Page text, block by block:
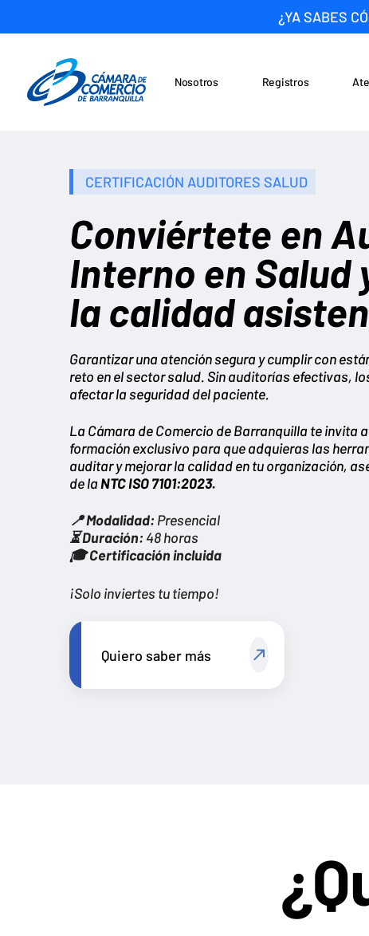
¿YA SABES
Nosotros Registros
CERTIFICACIÓN AUDITORES SALUD
Conviértete en
Interno en Salud
la calidad
Garantizar una atención segura y cumplir con
reto en el sector salud. Sin auditorías efectivas,
afectar la seguridad del paciente.
La Cámara de Comercio de Barranquilla te invita
formación exclusivo para que adquieras las
auditar y mejorar la calidad en tu organización,
de laNTC ISO 7101:2023.
📍 Modalidad: Presencial
⏳ Duración: 48 horas
🎓 Certificación incluida
¡Solo inviertes tu tiempo!
Quiero saber más